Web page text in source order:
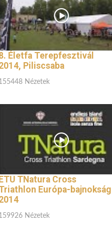
Életfa Terepfesztivál
Piliscsaba
Nézetek
ETU TNatura Cross
Európa-bajnokság
Nézetek